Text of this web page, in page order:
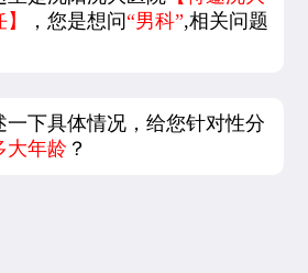
，您是想问“男科”,相关问题
一下具体情况，给您针对性分
大年龄 ？